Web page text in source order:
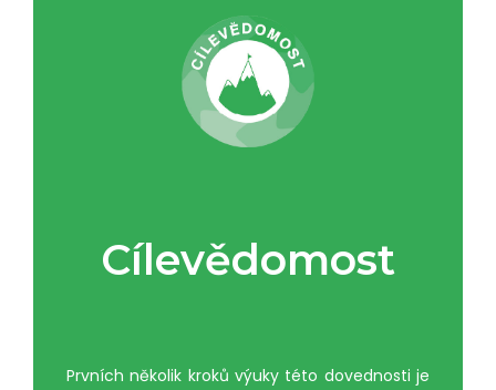
Cílevědomost
Prvních několik kroků výuky této dovednosti je